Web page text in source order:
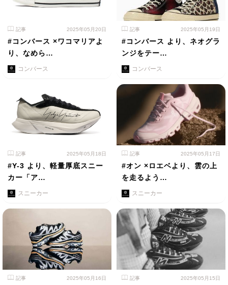
記事 2025年05月20日
#コンバース ×ワコマリアよ
り、なめら…
コンバース
記事 2025年05月19日
#コンバース より、ネオグラ
ンジをテー…
コンバース
記事 2025年05月18日
#Y-3 より、軽量厚底スニー
カー「ア…
スニーカー
記事 2025年05月17日
#オン ×ロエベより、雲の上
を走るよう…
スニーカー
記事 2025年05月16日 記事 2025年05月15日